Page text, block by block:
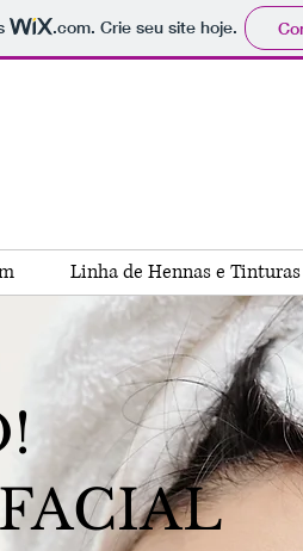
.com. Crie seu site hoje.
Linha de Hennas e Tinturas